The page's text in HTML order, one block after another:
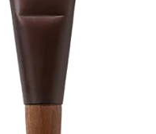
界